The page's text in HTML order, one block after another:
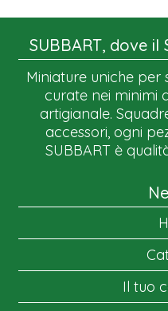
SUBBART, dove
Miniature uniche
curate nei minimi
artigianale.
accessori, ogni
SUBBART è
Il tuo